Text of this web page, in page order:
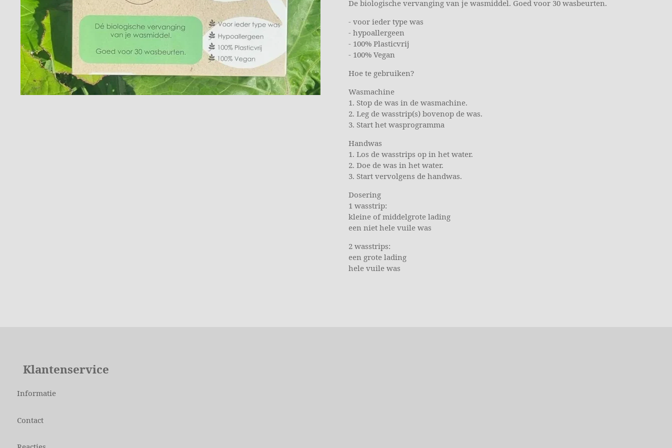
De biologische vervanging van je wasmiddel. Goed voor 30 wasbeurten.
- voor ieder type was
- hypoallergeen
- 100% Plasticvrij
- 100% Vegan
Hoe te gebruiken?
Wasmachine
1. Stop de was in de wasmachine.
2. Leg de wasstrip(s) bovenop de was.
3. Start het wasprogramma
Handwas
1. Los de wasstrips op in het water.
2. Doe de was in het water.
3. Start vervolgens de handwas.
Dosering
1 wasstrip:
kleine of middelgrote lading
een niet hele vuile was
2 wasstrips:
een grote lading
hele vuile was
Klantenservice
Informatie
Contact